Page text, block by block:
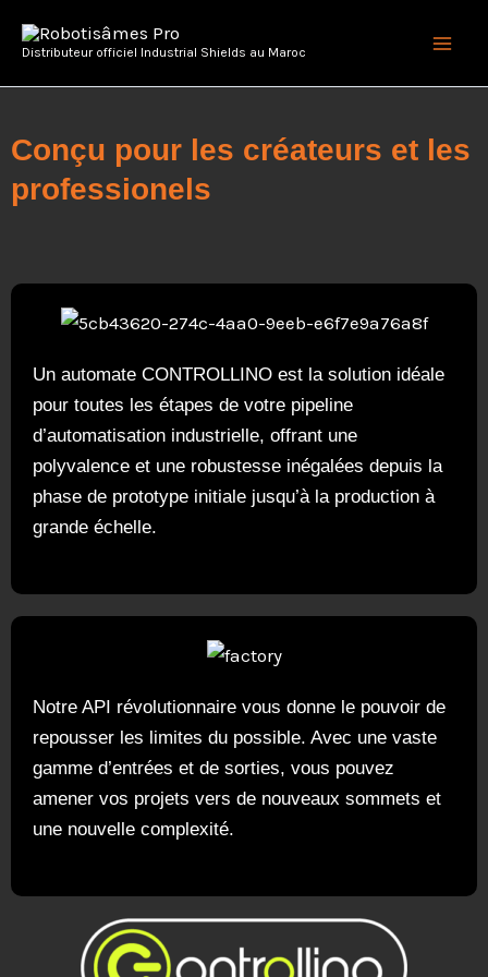
Distributeur officiel Industrial Shields au Maroc
Conçu pour les créateurs et les
professionels
Un automate CONTROLLINO est la solution idéale
pour toutes les étapes de votre pipeline
d’automatisation industrielle, offrant une
polyvalence et une robustesse inégalées depuis la
phase de prototype initiale jusqu’à la production à
grande échelle.
Notre API révolutionnaire vous donne le pouvoir de
repousser les limites du possible. Avec une vaste
gamme d’entrées et de sorties, vous pouvez
amener vos projets vers de nouveaux sommets et
une nouvelle complexité.